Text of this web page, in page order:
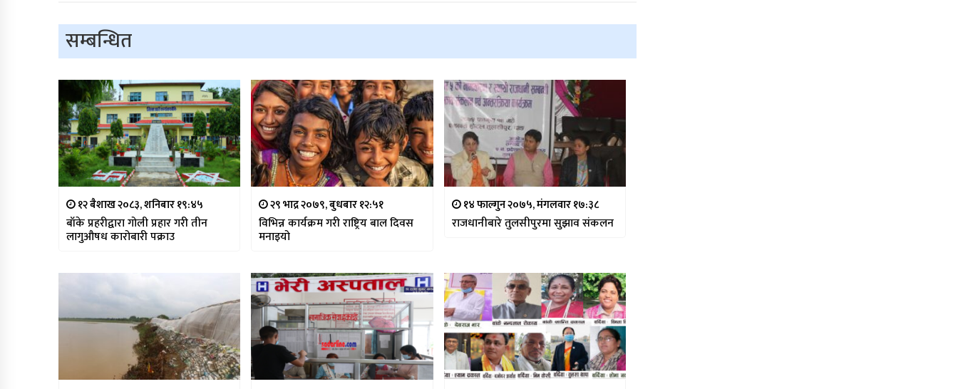
सम्बन्धित
१२ बैशाख २०८३, शनिबार १९:४५
बाँके प्रहरीद्वारा गोली प्रहार गरी तीन
लागुऔषध कारोबारी पक्राउ
२९ भाद्र २०७९, बुधबार १२:५१
विभिन्न कार्यक्रम गरी राष्ट्रिय बाल दिवस
मनाइयो
१४ फाल्गुन २०७५, मंगलवार १७:३८
राजधानीबारे तुलसीपुरमा सुझाव संकलन